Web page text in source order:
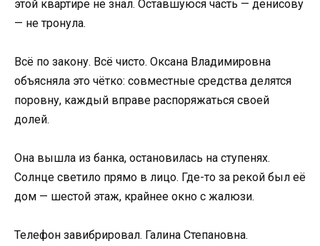
этой квартире не знал. Оставшуюся часть — денисову
— не тронула.
Всё по закону. Всё чисто. Оксана Владимировна
объясняла это чётко: совместные средства делятся
поровну, каждый вправе распоряжаться своей
долей.
Она вышла из банка, остановилась на ступенях.
Солнце светило прямо в лицо. Где-то за рекой был её
дом — шестой этаж, крайнее окно с жалюзи.
Телефон завибрировал. Галина Степановна.